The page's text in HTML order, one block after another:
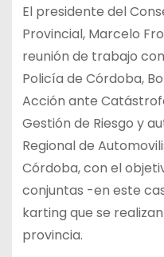
El presidente del
Provincial, Marcelo
reunión de trabajo
Policía de Córdoba,
Acción ante
Gestión de Riesgo y
Regional de
Córdoba, con el
conjuntas -en este
karting que se
provincia.